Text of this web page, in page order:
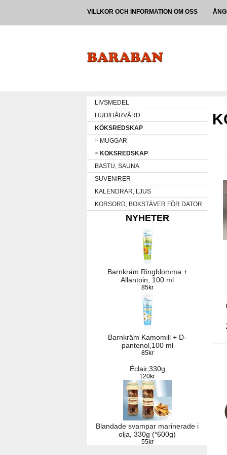
VILLKOR OCH INFORMATION OM OSS
LIVSMEDEL
HUD/HÅRVÅRD
KÖKSREDSKAP
> MUGGAR
> KÖKSREDSKAP
BASTU, SAUNA
SUVENIRER
KALENDRAR, LJUS
KORSORD, BOKSTÄVER FÖR DATOR
NYHETER
Barnkräm Ringblomma +
Allantoin, 100 ml
85kr
Barnkräm Kamomill + D-
pantenol,100 ml
85kr
Éclair,330g
120kr
Blandade svampar marinerade i
olja, 330g (*600g)
55kr